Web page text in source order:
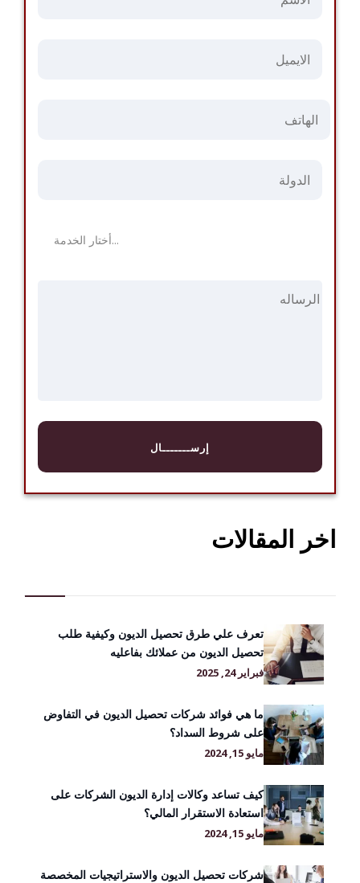
اخر المقالات
تعرف علي طرق تحصيل الديون وكيفية طلب
تحصيل الديون من عملائك بفاعليه
فبراير 24, 2025
ما هي فوائد شركات تحصيل الديون في التفاوض
على شروط السداد؟
مايو 15, 2024
كيف تساعد وكالات إدارة الديون الشركات على
استعادة الاستقرار المالي؟
مايو 15, 2024
شركات تحصيل الديون والاستراتيجيات المخصصة